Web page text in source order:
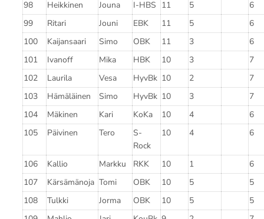
98 Heikkinen Jouna I-HBS 11 5
6
99
Ritari Jouni EBK 11 5
6
100
Kaijansaari Simo OBK 11 3
6
101
Ivanoff Mika HBK 10 3
7
102
Laurila Vesa HyvBk 10 2
7
103
Hämäläinen Simo HyvBk 10 3
7
104
Mäkinen Kari KoKa 10 4
6
105
Päivinen Tero
S-
Rock
10 4 6
106 Kallio Markku RKK 10 1
6
107
Kärsämänoja Tomi OBK 10 5
5
108
Tulkki Jorma OBK 10 5
5